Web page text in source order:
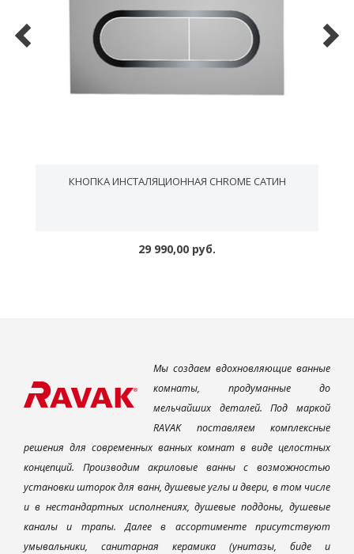
КНОПКА ИНСТАЛЯЦИОННАЯ CHROME САТИН
29 990,00 руб.
Мы создаем вдохновляющие ванные
комнаты, продуманные до
мельчайших деталей. Под маркой
RAVAK поставляем комплексные
решения для современных ванных комнат в виде целостных
концепций. Производим акриловые ванны с возможностью
установки шторок для ванн, душевые углы и двери, в том числе
и в нестандартных исполнениях, душевые поддоны, душевые
каналы и трапы. Далее в ассортименте присутствуют
умывальники, санитарная керамика (унитазы, биде и